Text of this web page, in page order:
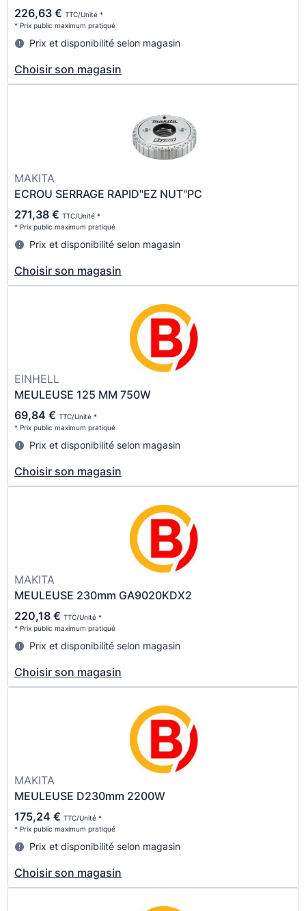
226,63 € TTC/Unité *
* Prix public maximum pratiqué
Prix et disponibilité selon magasin
Choisir son magasin
MAKITA
ECROU SERRAGE RAPID"EZ NUT"PC
271,38 € TTC/Unité *
* Prix public maximum pratiqué
Prix et disponibilité selon magasin
Choisir son magasin
EINHELL
MEULEUSE 125 MM 750W
69,84 € TTC/Unité *
* Prix public maximum pratiqué
Prix et disponibilité selon magasin
Choisir son magasin
MAKITA
MEULEUSE 230mm GA9020KDX2
220,18 € TTC/Unité *
* Prix public maximum pratiqué
Prix et disponibilité selon magasin
Choisir son magasin
MAKITA
MEULEUSE D230mm 2200W
175,24 € TTC/Unité *
* Prix public maximum pratiqué
Prix et disponibilité selon magasin
Choisir son magasin